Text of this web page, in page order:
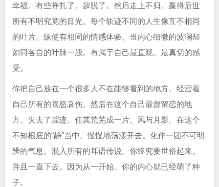
幸福。有些挣扎了。超脱了。然后走上不归。赢得后世
所有不明究竟的目光。每个轨迹不同的人生像互不相同
的叶片。纵使有相同的情感体验。当内心细微的波澜却
如同各自的叶脉一般。有属于自己最直观。最真切的感
受。
你把自己放在一个很多人不在能够看到的地方。经营着
自己所有的喜怒哀伤。然后在这个自己最曾留恋的地
方。失去了踪迹。任其荒芜成一片。风与月影。在这个
不知根底的“静”当中。慢慢地荡漾开去。化作一团不可明
辨的气息。混入所有的耳语传说。你终究要世俗起来。
并且一直下去。因为从一开始。你的内心就已经萌了种
子。